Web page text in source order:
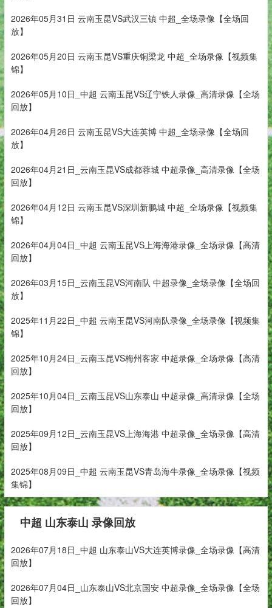
2026年05月31日 云南玉昆VS武汉三镇 中超_全场录像【全场回
放】
2026年05月20日 云南玉昆VS重庆铜梁龙 中超_全场录像【视频集
锦】
2026年05月10日_中超 云南玉昆VS辽宁铁人录像_高清录像【全场
回放】
2026年04月26日 云南玉昆VS大连英博 中超_全场录像【全场回
放】
2026年04月21日_云南玉昆VS成都蓉城 中超录像_高清录像【全场
回放】
2026年04月12日 云南玉昆VS深圳新鹏城 中超_全场录像【视频集
锦】
2026年04月04日_中超 云南玉昆VS上海海港录像_全场录像【高清
回放】
2026年03月15日_云南玉昆VS河南队 中超录像_全场录像【全场回
放】
2025年11月22日_中超 云南玉昆VS河南队录像_全场录像【视频集
锦】
2025年10月24日_云南玉昆VS梅州客家 中超录像_全场录像【高清
回放】
2025年10月04日_云南玉昆VS山东泰山 中超录像_高清录像【全场
回放】
2025年09月12日_云南玉昆VS上海海港 中超录像_全场录像【高清
回放】
2025年08月09日_中超 云南玉昆VS青岛海牛录像_全场录像【视频
集锦】
中超 山东泰山 录像回放
2026年07月18日_中超 山东泰山VS大连英博录像_全场录像【高清
回放】
2026年07月04日_山东泰山VS北京国安 中超录像_全场录像【全场
回放】